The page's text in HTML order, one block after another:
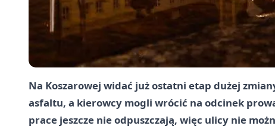
Na Koszarowej widać już ostatni etap dużej
asfaltu, a kierowcy mogli wrócić na odcinek
prace jeszcze nie odpuszczają, więc ulicy nie